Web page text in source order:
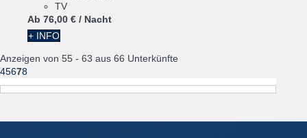
TV
Ab 76,00 € / Nacht
+ INFO
Anzeigen von 55 - 63 aus 66 Unterkünfte
45678